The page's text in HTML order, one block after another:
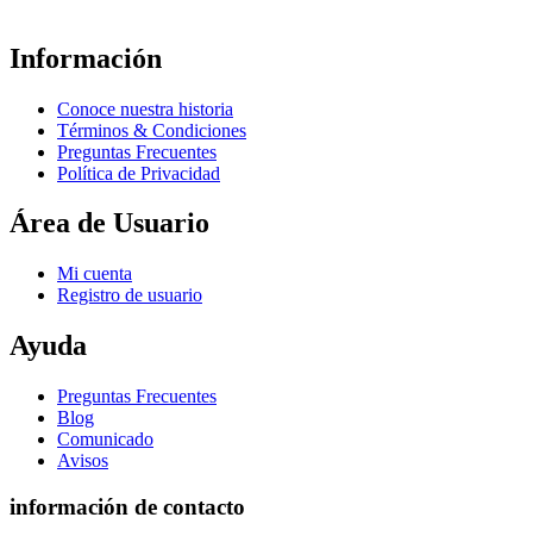
Información
Conoce nuestra historia
Términos & Condiciones
Preguntas Frecuentes
Política de Privacidad
Área de Usuario
Mi cuenta
Registro de usuario
Ayuda
Preguntas Frecuentes
Blog
Comunicado
Avisos
información de contacto